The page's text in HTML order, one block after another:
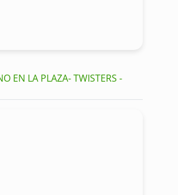
EN LA PLAZA- TWISTERS -